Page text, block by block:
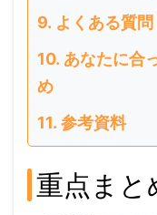
よくある質問
あなたに合
め
参考資料
重点まと